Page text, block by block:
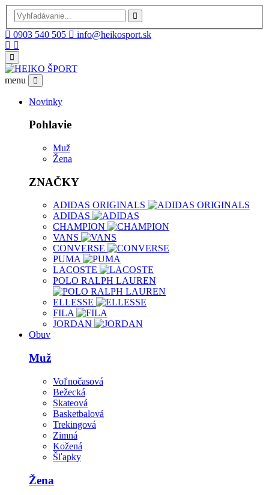
0903 540 505 info@heikosport.sk
menu
Novinky
Pohlavie
Muž
Žena
ZNAČKY
ADIDAS ORIGINALS
ADIDAS
CHAMPION
VANS
CONVERSE
PUMA
LACOSTE
POLO RALPH LAUREN
ELLESSE
FILA
JORDAN
Obuv
Muž
Voľnočasová
Bežecká
Skateová
Basketbalová
Trekingová
Zimná
Kožená
Šľapky
Žena